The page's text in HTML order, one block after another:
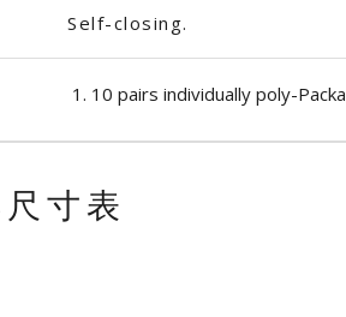
Self-closing.
10 pairs individually poly-
寸表